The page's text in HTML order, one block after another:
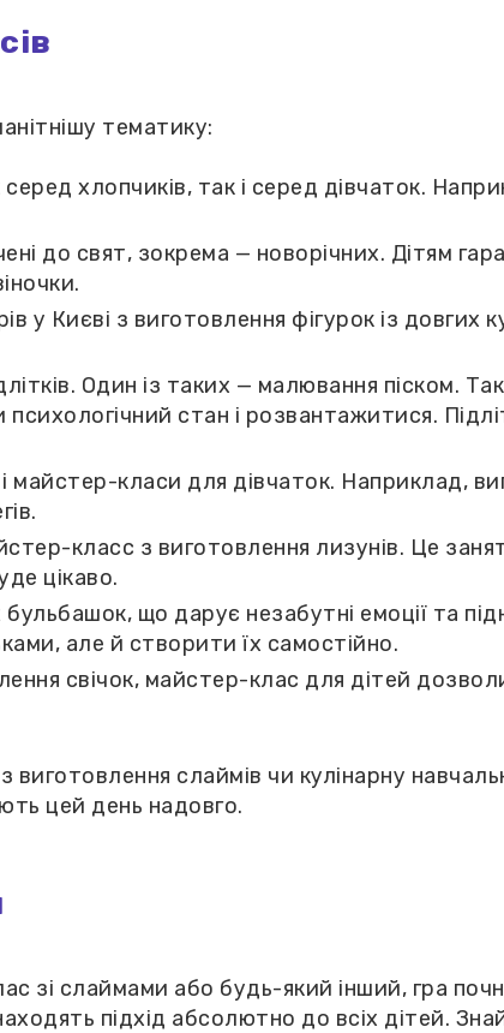
тематику:
серед хлопчиків, так і серед дівчаток.
до свят, зокрема — новорічних. Дітям
Києві з виготовлення фігурок із довгих
Один із таких — малювання піском.
стан і розвантажитися.
класи для дівчаток. Наприклад,
класс з виготовлення лизунів. Це
цікаво.
що дарує незабутні емоції та
але й створити їх самостійно.
свічок, майстер-клас для дітей
слаймів чи кулінарну
цей день надовго.
зі слаймами або будь-який інший, гра
підхід абсолютно до всіх дітей.